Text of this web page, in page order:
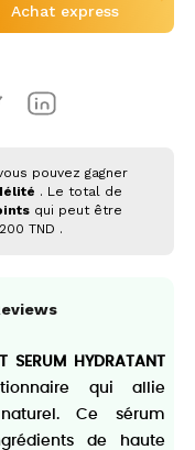
Achat express
pouvez gagner
. Le total de
qui peut être
TND .
SERUM HYDRATANT
qui allie
Ce sérum
de haute